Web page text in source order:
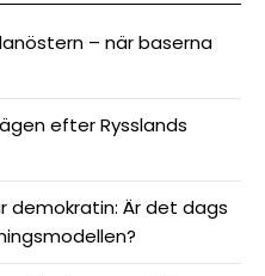
– när baserna
efter Rysslands
demokratin: Är det dags